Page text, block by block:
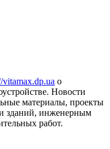
vitamax.dp.ua о
Новости
материалы, проекты
зданий, инженерным
работ.